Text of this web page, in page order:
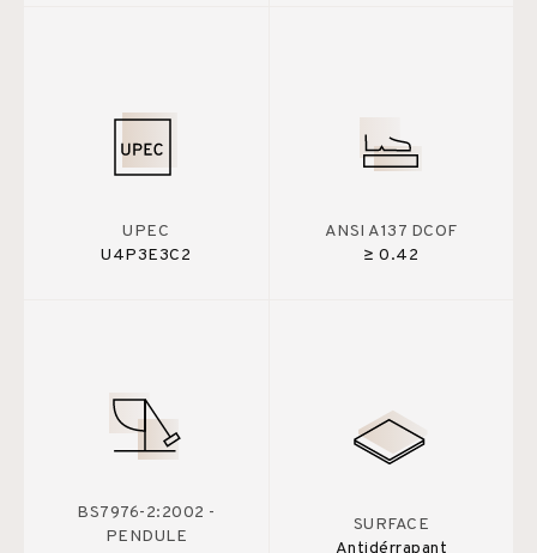
UPEC
U4P3E3C2
ANSI A137 DCOF
≥ 0.42
BS7976-2:2002 -
PENDULE
SURFACE
Antidérrapant